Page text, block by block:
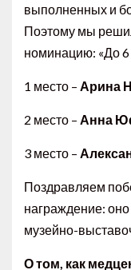
выполненных и
Поэтому мы
номинацию: «До 6
1 место – Арина
2 место – Анна
3 место –
Поздравляем
награждение: оно
музейно-
О том, как